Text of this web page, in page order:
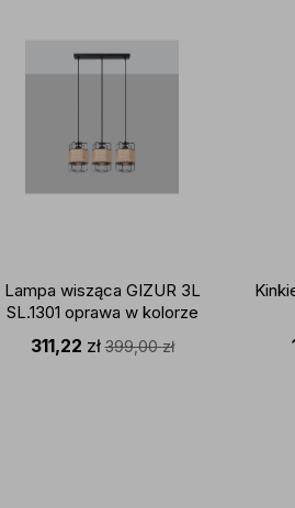
Lampa wisząca GIZUR 3L
SL.1301 oprawa w kolorze
czerni połączona ze sznurem
SOLLUX LIGHTING
311,22 zł 399,00zł